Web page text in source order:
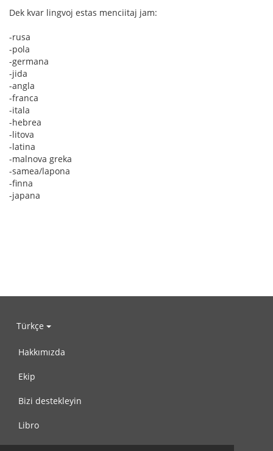
Dek kvar lingvoj estas menciitaj jam:
-rusa
-pola
-germana
-jida
-angla
-franca
-itala
-hebrea
-litova
-latina
-malnova greka
-samea/lapona
-finna
-japana
Türkçe
Hakkımızda
Ekip
Bizi destekleyin
Libro